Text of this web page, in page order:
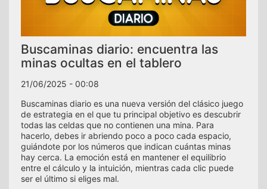
Buscaminas diario: encuentra las
minas ocultas en el tablero
21/06/2025 - 00:08
Buscaminas diario es una nueva versión del clásico juego
de estrategia en el que tu principal objetivo es descubrir
todas las celdas que no contienen una mina. Para
hacerlo, debes ir abriendo poco a poco cada espacio,
guiándote por los números que indican cuántas minas
hay cerca. La emoción está en mantener el equilibrio
entre el cálculo y la intuición, mientras cada clic puede
ser el último si eliges mal.